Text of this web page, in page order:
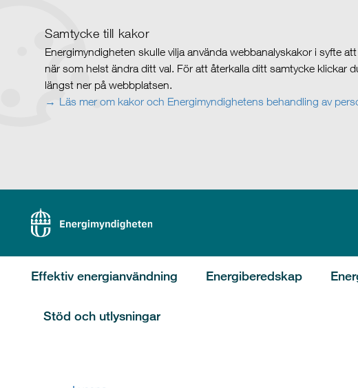
Samtycke till kakor
Energimyndigheten skulle vilja använda webbanalyskakor i syfte
när som helst ändra ditt val. För att återkalla ditt samtycke klickar
längst ner på webbplatsen.
Läs mer om kakor och Energimyndighetens behandling av
Effektiv energianvändning Energiberedskap
Stöd och utlysningar